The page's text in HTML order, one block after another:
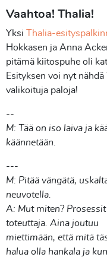
Vaahtoa! Thalia!
Yksi Thalia-
Hokkasen ja Anna
pitämä kiitospuhe oli
Esityksen voi nyt
valikoituja paloja!
--
M: Tää on iso laiva ja
käännetään.
---
M: Pitää vängätä,
neuvotella.
A: Mut miten?
toteuttaja. Aina joutuu
miettimään, että mitä
halua olla hankala ja kun